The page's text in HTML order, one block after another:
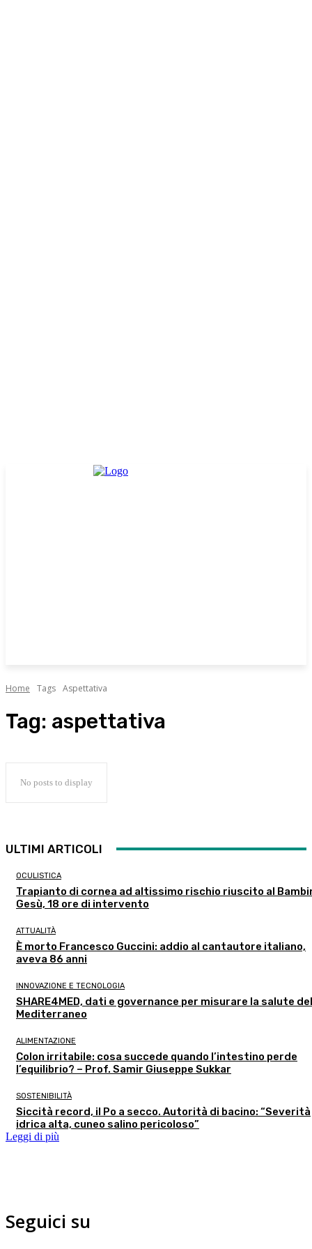
Home Tags Aspettativa
Tag: aspettativa
No posts to display
ULTIMI ARTICOLI
OCULISTICA
Trapianto di cornea ad altissimo rischio riuscito al
Gesù, 18 ore di intervento
ATTUALITÀ
È morto Francesco Guccini: addio al cantautore italiano,
aveva 86 anni
INNOVAZIONE E TECNOLOGIA
SHARE4MED, dati e governance per misurare la salute del
Mediterraneo
ALIMENTAZIONE
Colon irritabile: cosa succede quando l’intestino perde
l’equilibrio? – Prof. Samir Giuseppe Sukkar
SOSTENIBILITÀ
Siccità record, il Po a secco. Autorità di bacino: “Severità
idrica alta, cuneo salino pericoloso”
Leggi di più
Seguici su